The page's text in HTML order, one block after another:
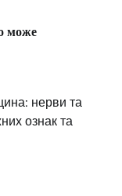
може
нерви та
ознак та